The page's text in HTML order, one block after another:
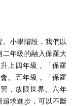
。小學階段，我們以
年級的融入保羅大
上四年級，「保羅
。五年級，「保羅
，放眼世界。六年
求進步，可以不斷